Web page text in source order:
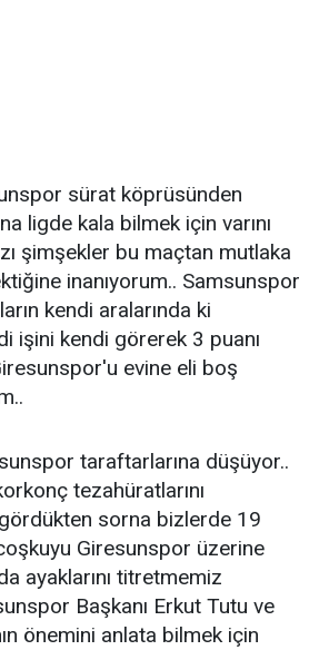
sürat köprüsünden
ligde kala bilmek için varını
şimşekler bu maçtan mutlaka
inanıyorum.. Samsunspor
kendi aralarında ki
işini kendi görerek 3 puanı
evine eli boş
taraftarlarına düşüyor..
tezahüratlarını
sorna bizlerde 19
Giresunspor üzerine
ayaklarını titretmemiz
Başkanı Erkut Tutu ve
önemini anlata bilmek için